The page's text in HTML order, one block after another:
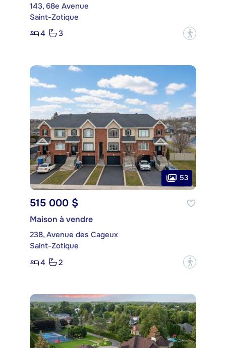
143, 68e Avenue
Saint-Zotique
4
3 ?
53
515 000 $
Maison à vendre
238, Avenue des Cageux
Saint-Zotique
4
2 ?